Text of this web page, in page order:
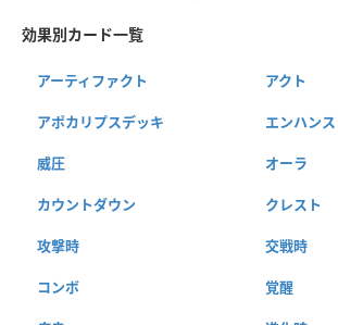
効果別カード一覧
アーティファクト アクト
アポカリプスデッキ エンハンス
威圧 オーラ
カウントダウン クレスト
攻撃時 交戦時
コンボ 覚醒